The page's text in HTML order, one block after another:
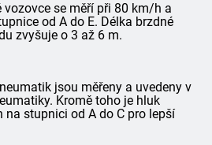
vozovce se měří při 80 km/h a
od A do E. Délka brzdné
zvyšuje o 3 až 6 m.
jsou měřeny a uvedeny v
Kromě toho je hluk
stupnici od A do C pro lepší